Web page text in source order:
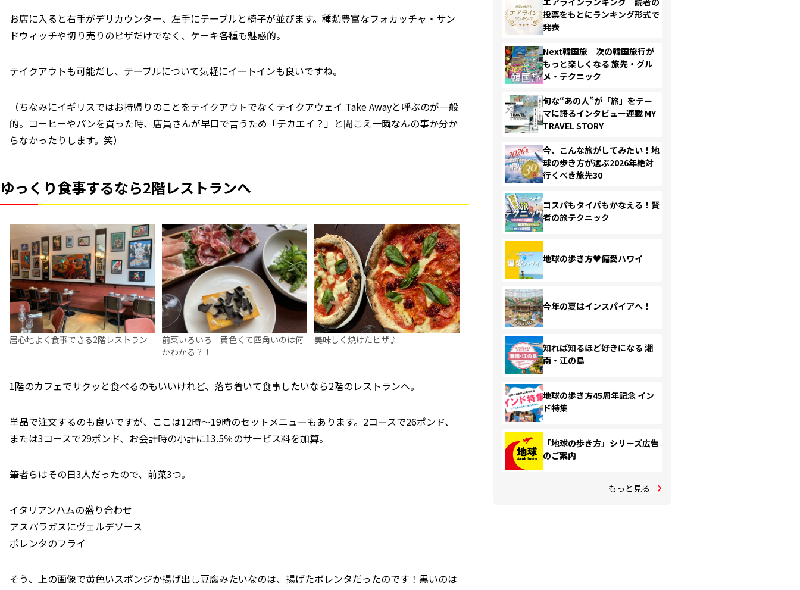
お店に入ると右手がデリカウンター、左手にテーブルと椅子が並びます。種類豊富なフォカッチャ・サン
ドウィッチや切り売りのピザだけでなく、ケーキ各種も魅惑的。
テイクアウトも可能だし、テーブルについて気軽にイートインも良いですね。
（ちなみにイギリスではお持帰りのことをテイクアウトでなくテイクアウェイ Take Awayと呼ぶのが一般
的。コーヒーやパンを買った時、店員さんが早口で言うため「テカエイ？」と聞こえ一瞬なんの事か分か
らなかったりします。笑）
ゆっくり食事するなら2階レストランへ
居心地よく食事できる2階レストラン
前菜いろいろ 黄色くて四角いのは何
かわかる？！
美味しく焼けたピザ♪
1階のカフェでサクッと食べるのもいいけれど、落ち着いて食事したいなら2階のレストランへ。
単品で注文するのも良いですが、ここは12時～19時のセットメニューもあります。2コースで26ポンド、
または3コースで29ポンド、お会計時の小計に13.5％のサービス料を加算。
筆者らはその日3人だったので、前菜3つ。
イタリアンハムの盛り合わせ
アスパラガスにヴェルデソース
ポレンタのフライ
そう、上の画像で黄色いスポンジか揚げ出し豆腐みたいなのは、揚げたポレンタだったのです！黒いのは
投票をもとにランキング形式で
発表
Next韓国旅 次の韓国旅行が
もっと楽しくなる 旅先・グル
メ・テクニック
旬な“あの人”が「旅」をテー
マに語るインタビュー連載 MY
TRAVEL STORY
今、こんな旅がしてみたい！地
球の歩き方が選ぶ2026年絶対
行くべき旅先30
コスパもタイパもかなえる！賢
者の旅テクニック
地球の歩き方♥偏愛ハワイ
今年の夏はインスパイアへ！
知れば知るほど好きになる 湘
南・江の島
地球の歩き方45周年記念 イン
ド特集
「地球の歩き方」シリーズ広告
のご案内
もっと見る